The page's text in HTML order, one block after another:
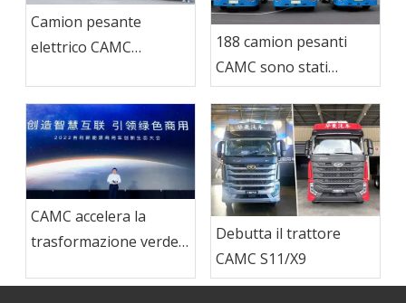
Camion pesante
elettrico CAMC
188 camion pesanti
CAMC sono stati
consegnati a Ma Steel
Group
CAMC accelera la
trasformazione verde e
dell'industria dei veicoli
Debutta il trattore
CAMC S11/X9